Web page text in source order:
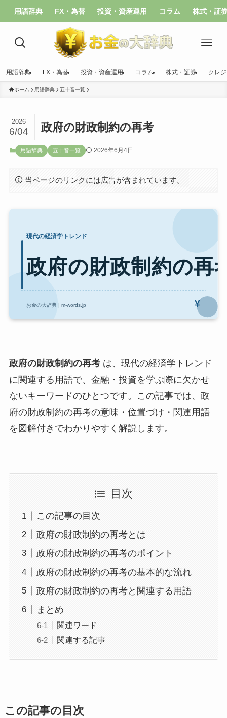
用語辞典 FX・為替 投資・資産運用 コラム 株式・証
用語辞典 FX・為替 投資・資産運用 コラム 株式・証券 クレ
ホーム 用語辞典 五十音一覧
政府の財政制約の再考
2026
6/04
用語辞典 五十音一覧 2026年6月4日
当ページのリンクには広告が含まれています。
政府の財政制約の再考は、現代の経済学トレンド
に関連する用語で、金融・投資を学ぶ際に欠かせ
ないキーワードのひとつです。この記事では、政
府の財政制約の再考の意味・位置づけ・関連用語
を図解付きでわかりやすく解説します。
目次
この記事の目次
政府の財政制約の再考とは
政府の財政制約の再考のポイント
政府の財政制約の再考の基本的な流れ
政府の財政制約の再考と関連する用語
まとめ
関連ワード
関連する記事
この記事の目次